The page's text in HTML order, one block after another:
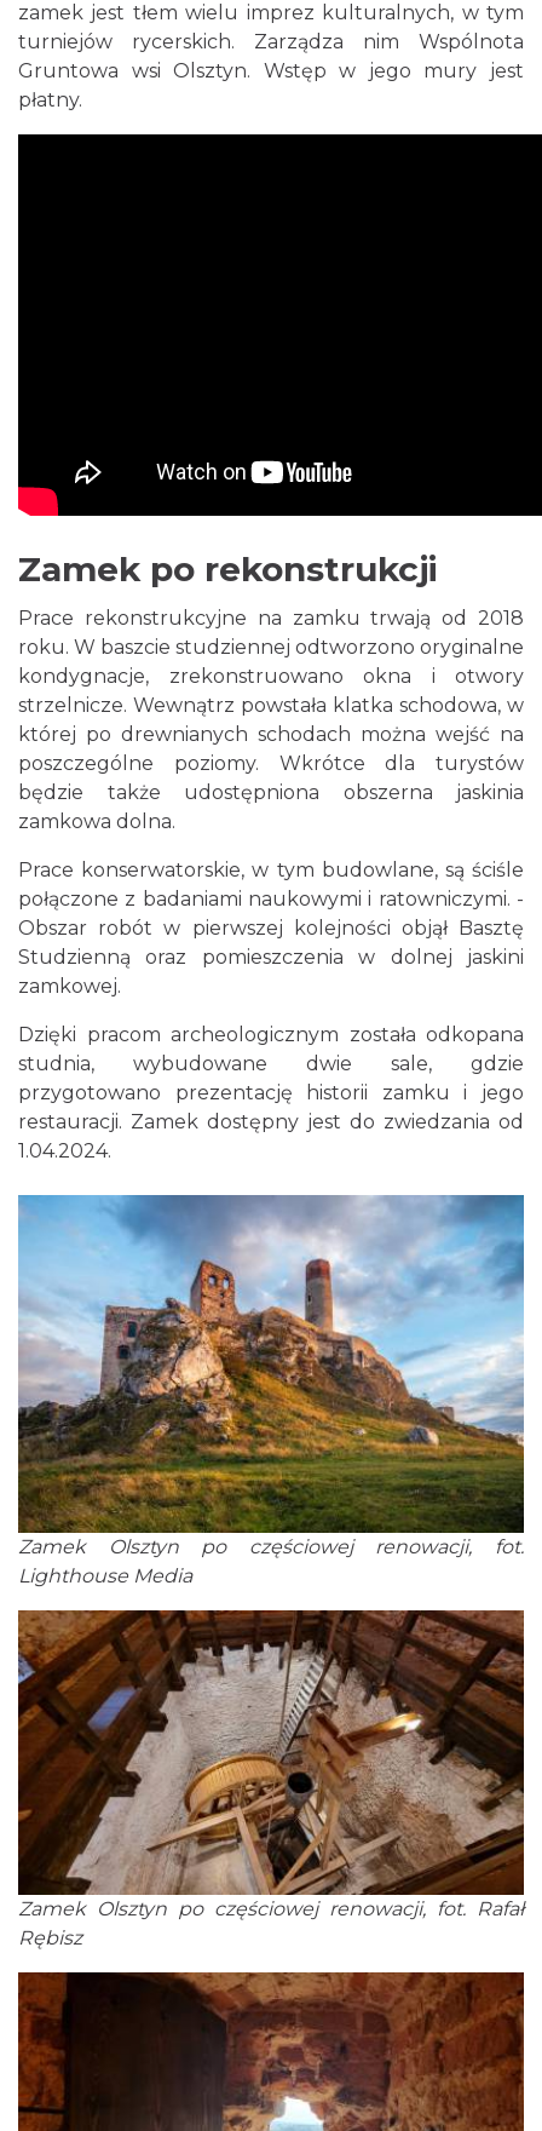
zamek jest tłem wielu imprez kulturalnych, w tym
turniejów rycerskich. Zarządza nim Wspólnota
Gruntowa wsi Olsztyn. Wstęp w jego mury jest
płatny.
Zamek po rekonstrukcji
Prace rekonstrukcyjne na zamku trwają od 2018
roku. W baszcie studziennej odtworzono oryginalne
kondygnacje, zrekonstruowano okna i otwory
strzelnicze. Wewnątrz powstała klatka schodowa, w
której po drewnianych schodach można wejść na
poszczególne poziomy. Wkrótce dla turystów
będzie także udostępniona obszerna jaskinia
zamkowa dolna.
Prace konserwatorskie, w tym budowlane, są ściśle
połączone z badaniami naukowymi i ratowniczymi. -
Obszar robót w pierwszej kolejności objął Basztę
Studzienną oraz pomieszczenia w dolnej jaskini
zamkowej.
Dzięki pracom archeologicznym została odkopana
studnia, wybudowane dwie sale, gdzie
przygotowano prezentację historii zamku i jego
restauracji. Zamek dostępny jest do zwiedzania od
1.04.2024.
Zamek Olsztyn po częściowej renowacji, fot.
Lighthouse Media
Zamek Olsztyn po częściowej renowacji, fot. Rafał
Rębisz